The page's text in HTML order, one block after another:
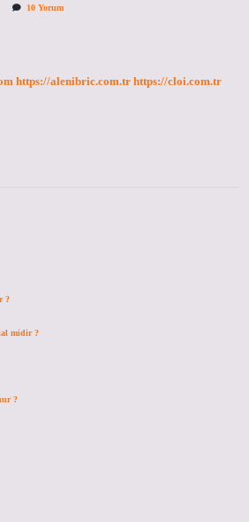
10 Yorum
https://alenibric.com.tr https://cloi.com.tr
?
midir ?
?